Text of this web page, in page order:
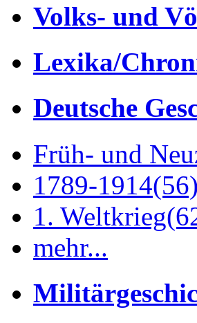
Volks- und
Lexika/
Deutsche
Früh- und
1789-1914(56)
1. Weltkrieg
mehr...